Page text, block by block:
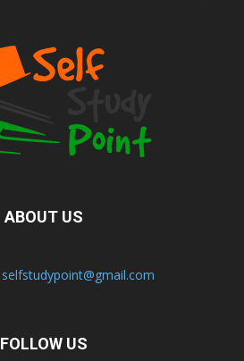
ABOUT US
selfstudypoint@gmail.com
FOLLOW US